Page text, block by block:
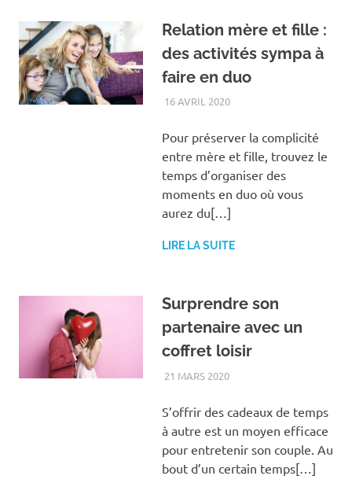
Relation mère et fille :
des activités sympa à
faire en duo
16 AVRIL 2020FAMILLE
Pour préserver la complicité
entre mère et fille, trouvez le
temps d’organiser des
moments en duo où vous
aurez du[…]
LIRE LA SUITE
Surprendre son
partenaire avec un
coffret loisir
21 MARS 2020FAMILLE
S’offrir des cadeaux de temps
à autre est un moyen efficace
pour entretenir son couple. Au
bout d’un certain temps[…]